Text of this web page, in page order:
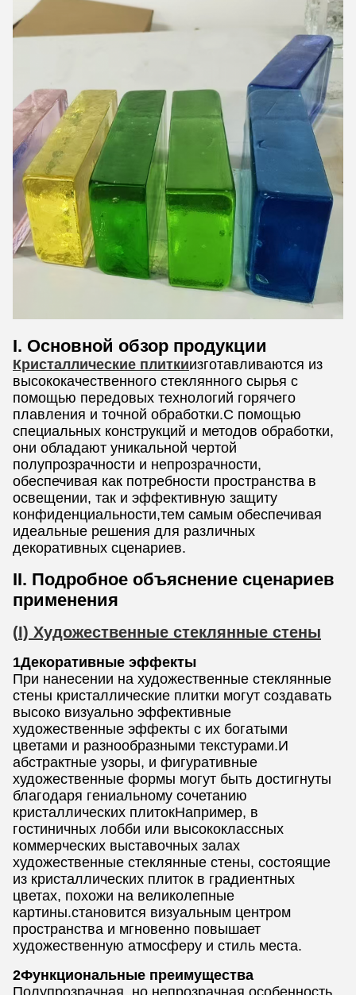
I. Основной обзор продукции
Кристаллические плиткиизготавливаются из
высококачественного стеклянного сырья с
помощью передовых технологий горячего
плавления и точной обработки.С помощью
специальных конструкций и методов обработки,
они обладают уникальной чертой
полупрозрачности и непрозрачности,
обеспечивая как потребности пространства в
освещении, так и эффективную защиту
конфиденциальности,тем самым обеспечивая
идеальные решения для различных
декоративных сценариев.
II. Подробное объяснение сценариев
применения
(I) Художественные стеклянные стены
1Декоративные эффекты
При нанесении на художественные стеклянные
стены кристаллические плитки могут создавать
высоко визуально эффективные
художественные эффекты с их богатыми
цветами и разнообразными текстурами.И
абстрактные узоры, и фигуративные
художественные формы могут быть достигнуты
благодаря гениальному сочетанию
кристаллических плитокНапример, в
гостиничных лобби или высококлассных
коммерческих выставочных залах
художественные стеклянные стены, состоящие
из кристаллических плиток в градиентных
цветах, похожи на великолепные
картины.становится визуальным центром
пространства и мгновенно повышает
художественную атмосферу и стиль места.
2Функциональные преимущества
Полупрозрачная, но непрозрачная особенность